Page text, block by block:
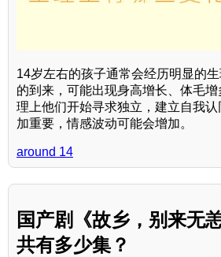
14岁左右的孩子通常会经历明显的
的到来，可能出现身高增长、体毛
理上他们开始寻求独立，建立自我
加重要，情感波动可能会增加。
around 14
国产剧《故乡，别来无
共有多少集？